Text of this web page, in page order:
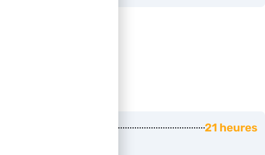
21 heures